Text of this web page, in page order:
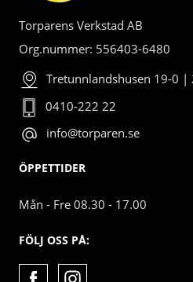
Torparens Verkstad AB
Org.nummer: 556403-6480
Tretunnlandshusen 19-0 |
0410-222 22
info@torparen.se
ÖPPETTIDER
Mån - Fre 08.30 - 17.00
FÖLJ OSS PÅ: